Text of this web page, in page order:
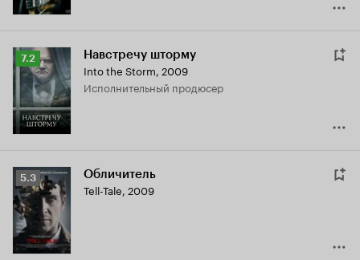
Рейтинг
Кинопоиска
7.2
7.2 Навстречу шторму
Into the Storm, 2009
исполнительный продюсер
Рейтинг
Кинопоиска
5.3
5.3 Обличитель
Tell-Tale, 2009